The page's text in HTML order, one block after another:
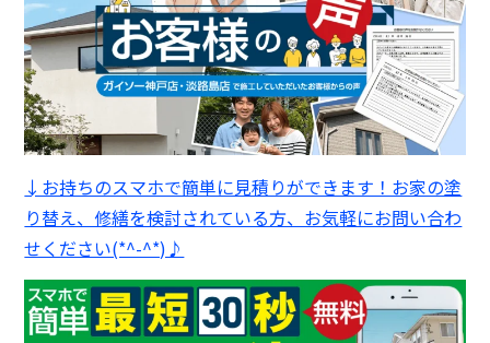
↓お持ちのスマホで簡単に見積りができます！お家の塗
り替え、修繕を検討されている方、お気軽にお問い合わ
せください(*^-^*)♪